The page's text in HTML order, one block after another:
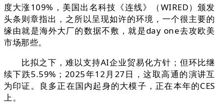
度大涨109%，美国出名科技《连线》（WIRED）颁发
头条则章指出，之所以呈现如许的环境，一个很主要的
缘由就是海外大厂的数据不敷，就是day one去攻欧美
市场那些。
比拟之下，难以支持AI企业贸易化方针；但环比继
续下跌5.59%；2025年12月27日，这取高通的演讲互
为印证。良多正在国内起身的大模子，正在本年的CES
上。